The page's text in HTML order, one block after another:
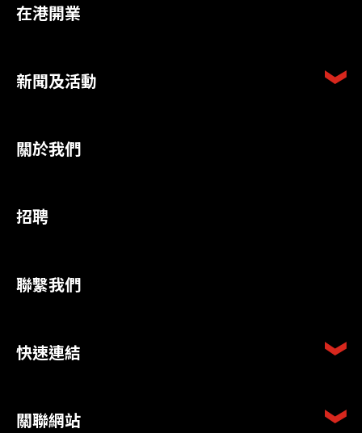
在港開業
新聞及活動
關於我們
招聘
聯繫我們
快速連結
關聯網站